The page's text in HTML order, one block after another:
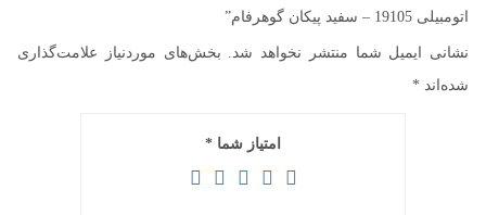
اتومبیلی 19105 – سفید پیکان گوهرفام”
نشانی ایمیل شما منتشر نخواهد شد.
بخش‌های موردنیاز علامت‌گذاری
شده‌اند *
امتیاز شما *